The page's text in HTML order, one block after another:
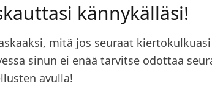
kännykälläsi!
mitä jos seuraat
sinun ei enää tarvitse odottaa
avulla!